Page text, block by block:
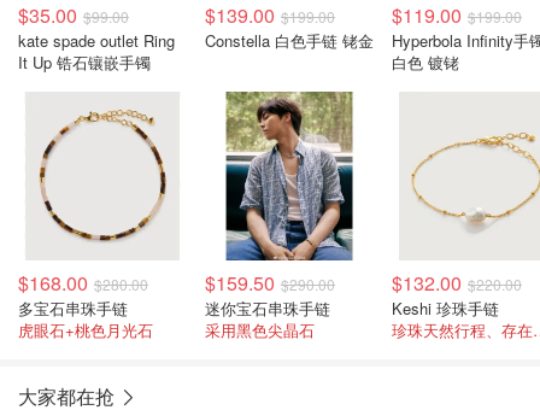
$35.00 $99.00
kate spade outlet Ring
It Up 锆石镶嵌手镯
$139.00 $199.00
Constella 白色手链 铑金
$119.00 $199.00
Hyperbola Infinity手
白色 镀铑
$168.00 $280.00
多宝石串珠手链
虎眼石+桃色月光石
$159.50 $290.00
迷你宝石串珠手链
采用黑色尖晶石
$132.00 $220.00
Keshi 珍珠手链
珍珠天
大家都在抢